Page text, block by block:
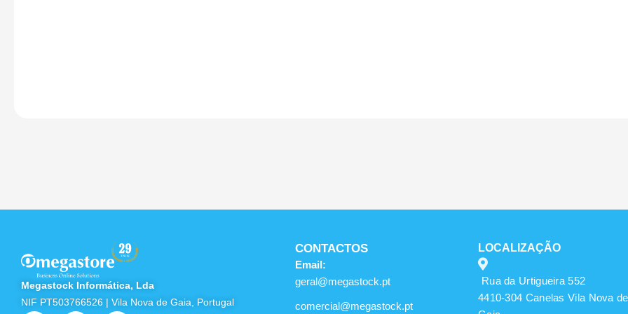
Megastock Informática, Lda
NIF PT503766526 | Vila Nova de Gaia, Portugal
CONTACTOS
Email:
geral@megastock.pt
comercial@megastock.pt
LOCALIZAÇÃO
Rua da Urtigueira 552
4410-304 Canelas Vila Nova de